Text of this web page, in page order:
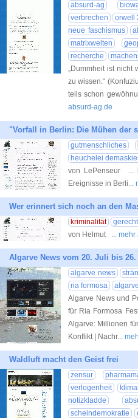
absurd-ag
verbrechen
orwell
neue faschismus
matrixwelten
recherche
„Dummheit ist nicht
zu wissen.“
teils schon
absurd-ag.de
"Vorfall in Berlin: Die Mühen der
gutmenschliches
heuchelei
von LePenseur ...
Ereignisse in Berli...
Wer erinnert sich noch an den
kriminalität
von Helmut ...
Algarve News vom 20. Juli bis
algarve news
ria formosa
algarve
Algarve News und
für Ria Formosa
Algarve: Millionen
Konflikt | Nachr...
Waldluft macht den Geist frei
zensur
verlogenheit
notizkladde
scheindemokratie